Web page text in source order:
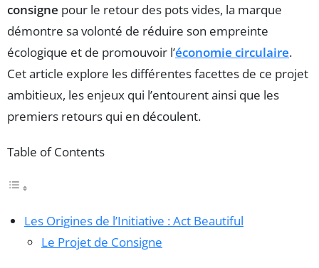
consigne pour le retour des pots vides, la marque
démontre sa volonté de réduire son empreinte
écologique et de promouvoir l’économie circulaire.
Cet article explore les différentes facettes de ce projet
ambitieux, les enjeux qui l’entourent ainsi que les
premiers retours qui en découlent.
Table of Contents
Les Origines de l’Initiative : Act Beautiful
Le Projet de Consigne